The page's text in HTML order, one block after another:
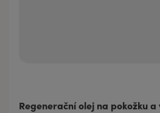
Regenerační olej na pokožku a